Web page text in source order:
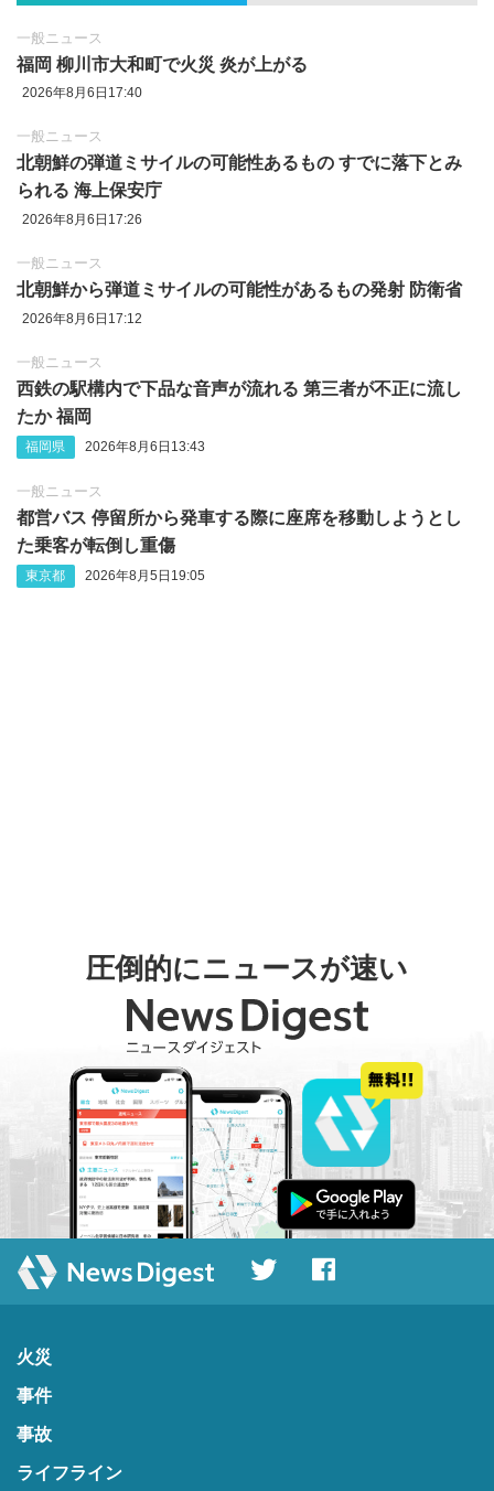
一般ニュース
福岡 柳川市大和町で火災 炎が上がる
2026年8月6日17:40
一般ニュース
北朝鮮の弾道ミサイルの可能性あるもの すでに落下とみ
られる 海上保安庁
2026年8月6日17:26
一般ニュース
北朝鮮から弾道ミサイルの可能性があるもの発射 防衛省
2026年8月6日17:12
一般ニュース
西鉄の駅構内で下品な音声が流れる 第三者が不正に流し
たか 福岡
福岡県 2026年8月6日13:43
一般ニュース
都営バス 停留所から発車する際に座席を移動しようとし
た乗客が転倒し重傷
東京都 2026年8月5日19:05
圧倒的にニュースが速い
火災
事件
事故
ライフライン